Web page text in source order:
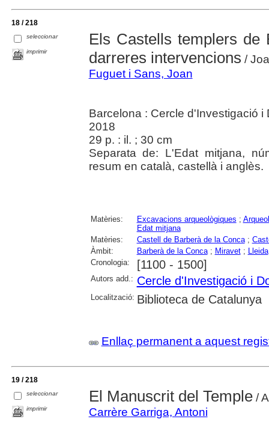
18 / 218
seleccionar
imprimir
Els Castells templers de
darreres intervencions /
Fuguet i Sans, Joan
Barcelona : Cercle d'Investigació
2018
29 p. : il. ; 30 cm
Separata de: L'Edat mitjana,
resum en català, castellà i anglès.
Matèries: Excavacions arqueològiques ;
Edat mitjana
Matèries:
Castell de Barberà de la Conca;
Àmbit:
Barberà de la Conca; Miravet; Lleida
Cronologia:
[1100 - 1500]
Autors add.: Cercle d'Investigació i
Localització: Biblioteca de Catalunya
Enllaç permanent a aquest
19 / 218
seleccionar
imprimir
El Manuscrit del Temple/
Carrère Garriga, Antoni